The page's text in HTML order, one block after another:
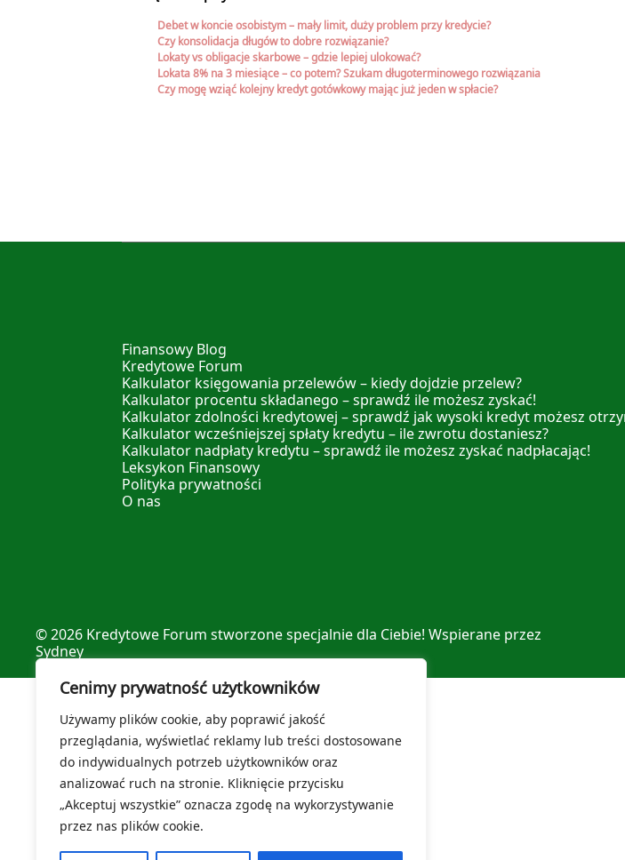
Cenimy prywatność użytkowników
Używamy plików cookie, aby poprawić jakość
przeglądania, wyświetlać reklamy lub treści dostosowane
do indywidualnych potrzeb użytkowników oraz
analizować ruch na stronie. Kliknięcie przycisku
„Akceptuj wszystkie” oznacza zgodę na wykorzystywanie
przez nas plików cookie.
Debet w koncie osobistym – mały limit, duży problem przy kredycie?
Czy konsolidacja długów to dobre rozwiązanie?
Lokaty vs obligacje skarbowe – gdzie lepiej ulokować?
Lokata 8% na 3 miesiące – co potem? Szukam długoterminowego rozwiązania
Czy mogę wziąć kolejny kredyt gotówkowy mając już jeden w spłacie?
Finansowy Blog
Kredytowe Forum
Kalkulator księgowania przelewów – kiedy dojdzie przelew?
Kalkulator procentu składanego – sprawdź ile możesz zyskać!
Kalkulator zdolności kredytowej – sprawdź jak wysoki kredyt możesz
Kalkulator wcześniejszej spłaty kredytu – ile zwrotu dostaniesz?
Kalkulator nadpłaty kredytu – sprawdź ile możesz zyskać nadpłacając!
Leksykon Finansowy
Polityka prywatności
O nas
© 2026 Kredytowe Forum stworzone specjalnie dla Ciebie! Wspierane przez
Sydney